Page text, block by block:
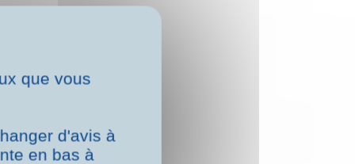
que vous
d'avis à
en bas à